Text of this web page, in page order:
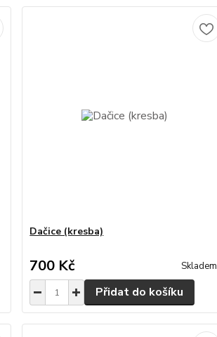
Dačice (kresba)
700 Kč Skladem
Přidat do košíku